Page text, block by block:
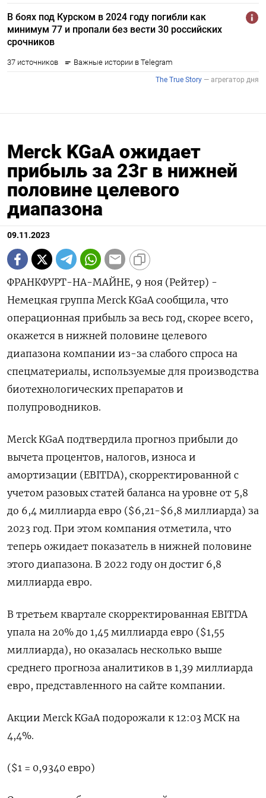
Merck KGaA ожидает
прибыль за 23г в нижней
половине целевого
диапазона
09.11.2023
ФРАНКФУРТ-НА-МАЙНЕ, 9 ноя (Рейтер) -
Немецкая группа Merck KGaA сообщила, что
операционная прибыль за весь год, скорее всего,
окажется в нижней половине целевого
диапазона компании из-за слабого спроса на
спецматериалы, используемые для производства
биотехнологических препаратов и
полупроводников.
Merck KGaA подтвердила прогноз прибыли до
вычета процентов, налогов, износа и
амортизации (EBITDA), скорректированной с
учетом разовых статей баланса на уровне от 5,8
до 6,4 миллиарда евро ($6,21-$6,8 миллиарда) за
2023 год. При этом компания отметила, что
теперь ожидает показатель в нижней половине
этого диапазона. В 2022 году он достиг 6,8
миллиарда евро.
В третьем квартале скорректированная EBITDA
упала на 20% до 1,45 миллиарда евро ($1,55
миллиарда), но оказалась несколько выше
среднего прогноза аналитиков в 1,39 миллиарда
евро, представленного на сайте компании.
Акции Merck KGaA подорожали к 12:03 МСК на
4,4%.
($1 = 0,9340 евро)